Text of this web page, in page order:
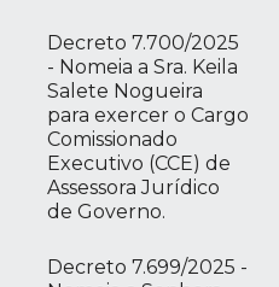
Decreto 7.700/2025
- Nomeia a Sra. Keila
Salete Nogueira
para exercer o Cargo
Comissionado
Executivo (CCE) de
Assessora Jurídico
de Governo.
Decreto 7.699/2025 -